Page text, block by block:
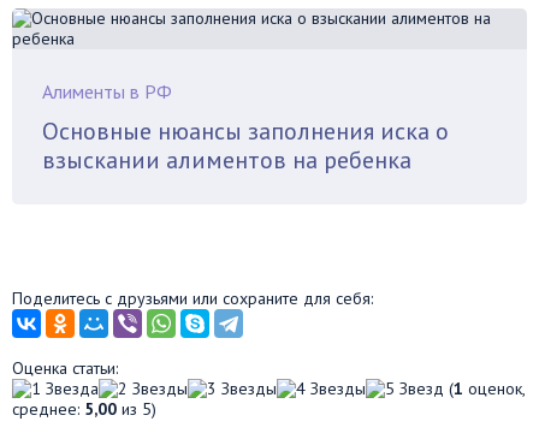
Алименты в РФ
Основные нюансы заполнения иска о
взыскании алиментов на ребенка
Поделитесь с друзьями или сохраните для себя:
Оценка статьи:
(1 оценок,
среднее: 5,00 из 5)